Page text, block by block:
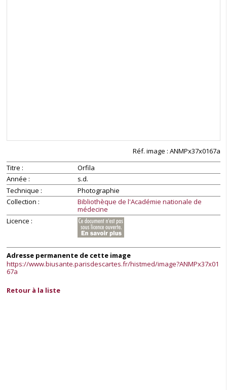
Réf. image : ANMPx37x0167a
Titre
Orfila
Année
s.d.
Technique
Photographie
Collection
Bibliothèque de l'Académie nationale de
médecine
Licence
Adresse permanente de cette image
https://www.biusante.parisdescartes.fr/histmed/image?ANMPx37x01
67a
Retour à la liste